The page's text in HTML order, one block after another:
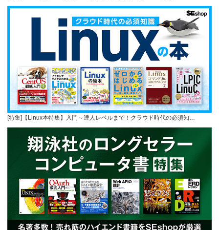
[特集]【Linux本特集】入門～達人レベルまで！クラウド時代の必須知…